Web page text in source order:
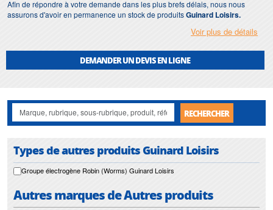
Afin de répondre à votre demande dans les plus brefs délais, nous nous
assurons d'avoir en permanence un stock de produitsGuinard Loisirs.
Voir plus de détails
DEMANDER UN DEVIS EN LIGNE
RECHERCHER
Types de autres produits Guinard Loisirs
Groupe électrogène Robin (Worms) Guinard Loisirs
Autres marques de Autres produits